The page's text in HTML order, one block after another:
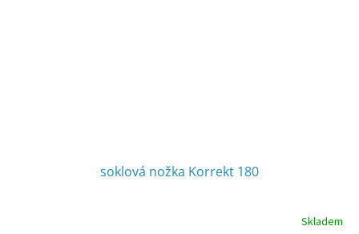
soklová nožka Korrekt 180
Skladem